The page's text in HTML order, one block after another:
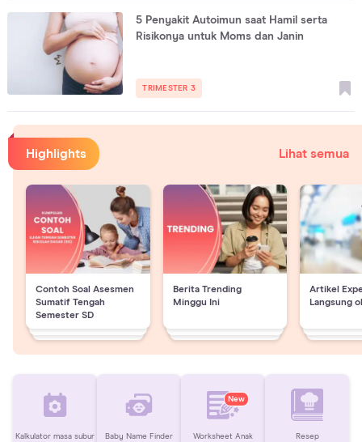
5 Penyakit Autoimun saat Hamil serta
Risikonya untuk Moms dan Janin
TRIMESTER 3
Highlights Lihat semua
Contoh Soal Asesmen
Sumatif Tengah
Semester SD
Berita Trending
Minggu Ini
Artikel
Langsung
Kalkulator masa subur Baby Name Finder
New
Worksheet Anak Resep